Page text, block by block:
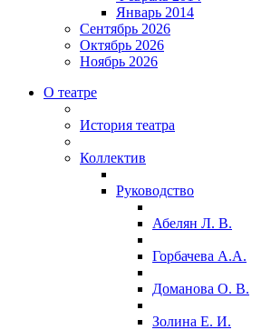
Январь 2014
Сентябрь 2026
Октябрь 2026
Ноябрь 2026
О театре
История театра
Коллектив
Руководство
Абелян Л. В.
Горбачева А.А.
Доманова О. В.
Золина Е. И.